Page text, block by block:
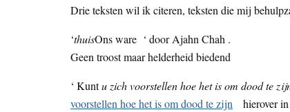
Drie teksten wil ik citeren, teksten die mij
‘thuisOns ware ‘ door Ajahn Chah .
Geen troost maar helderheid biedend
‘ Kuntu zich voorstellen hoe het is om dood te
voorstellen hoe het is om dood te zijn hierover in